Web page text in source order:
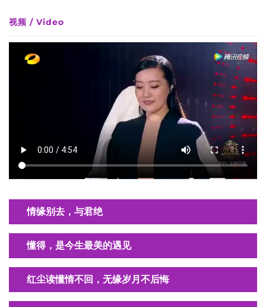
视频 / Video
情缘别去，与君绝
懂得，是今生最美的遇见
红尘读懂情不回，无缘岁月不后悔